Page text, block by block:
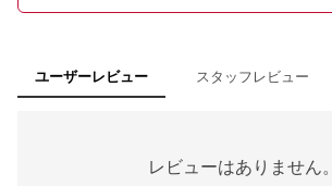
ユーザーレビュー スタッフレビュー
レビューはありません。